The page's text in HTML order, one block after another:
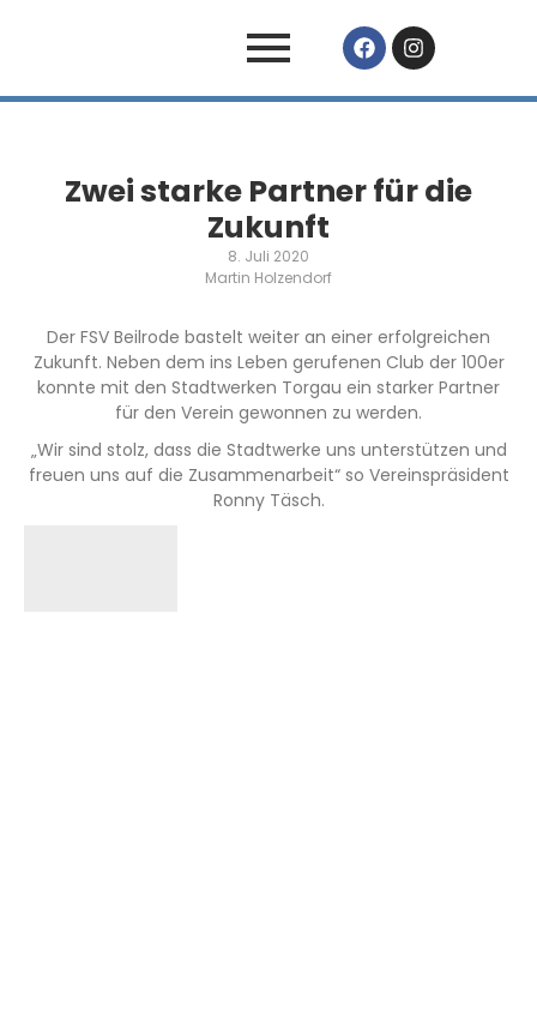
Zwei starke Partner für die
Zukunft
8. Juli 2020
Martin Holzendorf
Der FSV Beilrode bastelt weiter an einer erfolgreichen
Zukunft. Neben dem ins Leben gerufenen Club der 100er
konnte mit den Stadtwerken Torgau ein starker Partner
für den Verein gewonnen zu werden.
„Wir sind stolz, dass die Stadtwerke uns unterstützen und
freuen uns auf die Zusammenarbeit“ so Vereinspräsident
Ronny Täsch.